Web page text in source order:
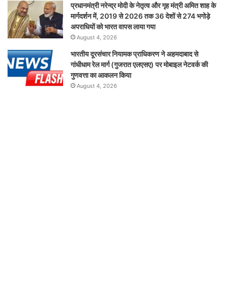
प्रधानमंत्री नरेन्द्र मोदी के नेतृत्व और गृह मंत्री अमित शाह के
मार्गदर्शन में, 2019 से 2026 तक 36 देशों से 274 भगोड़े
अपराधियों को भारत वापस लाया गया
August 4, 2026
भारतीय दूरसंचार नियामक प्राधिकरण ने अहमदाबाद से
गांधीधाम रेल मार्ग (गुजरात एलएसए) पर मोबाइल नेटवर्क की
गुणवत्ता का आकलन किया
August 4, 2026